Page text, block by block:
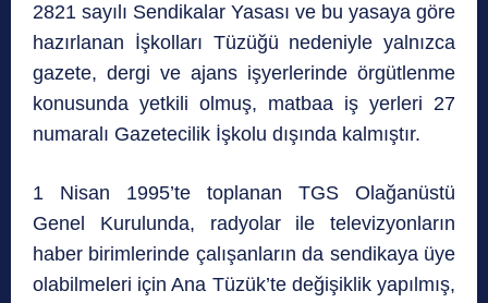
2821 sayılı Sendikalar Yasası ve bu yasaya göre
hazırlanan İşkolları Tüzüğü nedeniyle yalnızca
gazete, dergi ve ajans işyerlerinde örgütlenme
konusunda yetkili olmuş, matbaa iş yerleri 27
numaralı Gazetecilik İşkolu dışında kalmıştır.
1 Nisan 1995’te toplanan TGS Olağanüstü
Genel Kurulunda, radyolar ile televizyonların
haber birimlerinde çalışanların da sendikaya üye
olabilmeleri için Ana Tüzük’te değişiklik yapılmış,